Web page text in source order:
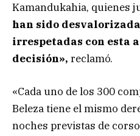
Kamandukahia, quienes
han sido
irrespetadas con esta
decisión», reclamó.
«Cada uno de los 300
Beleza tiene el mismo
noches previstas de